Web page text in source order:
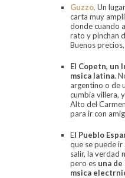
Guzzo, Un
carta muy
donde cuando
rato y pinchan
Buenos
El Copetn, un
msica latina.
argentino o de
cumbia villera,
Alto del
para ir con
El Pueblo
que se puede ir
salir, la verdad
pero es una
msica